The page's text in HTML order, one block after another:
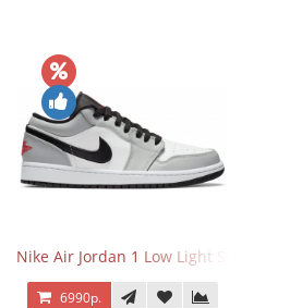
Nike Air Jordan 1 Low Light Smoke Grey
6990р.